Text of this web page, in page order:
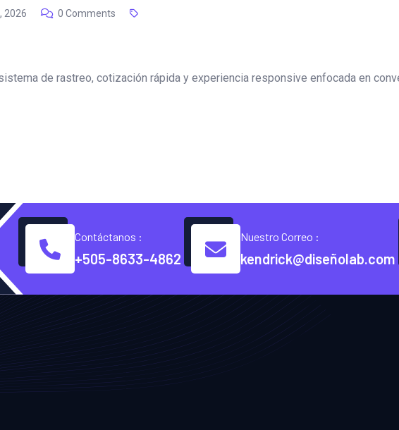
2026 0 Comments
de rastreo, cotización rápida y experiencia responsive enfocada en
Contáctanos :
+505-8633-4862
Nuestro Correo :
kendrick@diseñolab.com